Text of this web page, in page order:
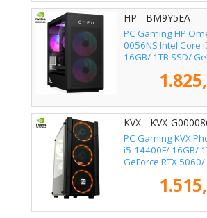
HP - BM9Y5EA
PC Gaming HP
0056NS Intel Core
16GB/ 1TB SSD/
KVX - KVX-
PC Gaming KVX
i5-14400F/ 16GB/
GeForce RTX